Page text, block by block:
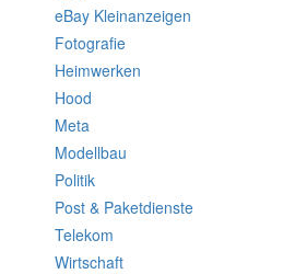
eBay Kleinanzeigen
Fotografie
Heimwerken
Hood
Meta
Modellbau
Politik
Post & Paketdienste
Telekom
Wirtschaft